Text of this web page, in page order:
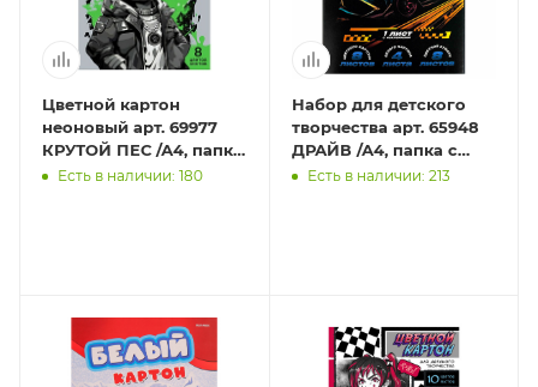
Цветной картон
неоновый арт. 69977
КРУТОЙ ПЕС /А4, папка
с клапанами, 8 л,
Есть в наличии: 180
Набор для детского
творчества арт. 65948
ДРАЙВ /А4, папка с
клапанами, 21 л,
Есть в наличии: 213